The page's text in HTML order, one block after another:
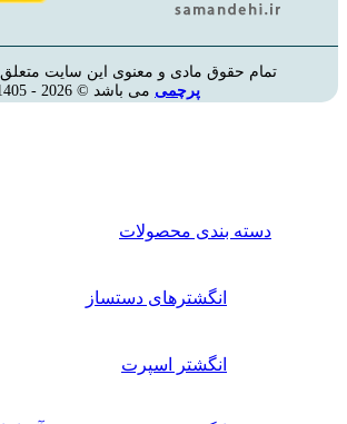
حقوق مادی و معنوی این سایت متعلق بهجواهرات
می باشد © 2026 - 1405
بندی محصولات
انگشترهای دستساز
انگشتر اسپرت